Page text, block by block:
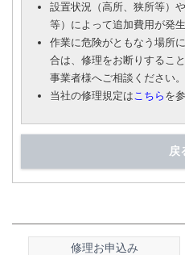
設置状況（高所、狭所等）
等）によって追加費用が発生
作業に危険がともなう場所
合は、修理をお断りするこ
事業者様へご相談ください。
当社の修理規定はこちら を
戻
修理お申込み